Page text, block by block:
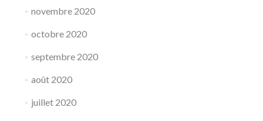
novembre 2020
octobre 2020
septembre 2020
août 2020
juillet 2020